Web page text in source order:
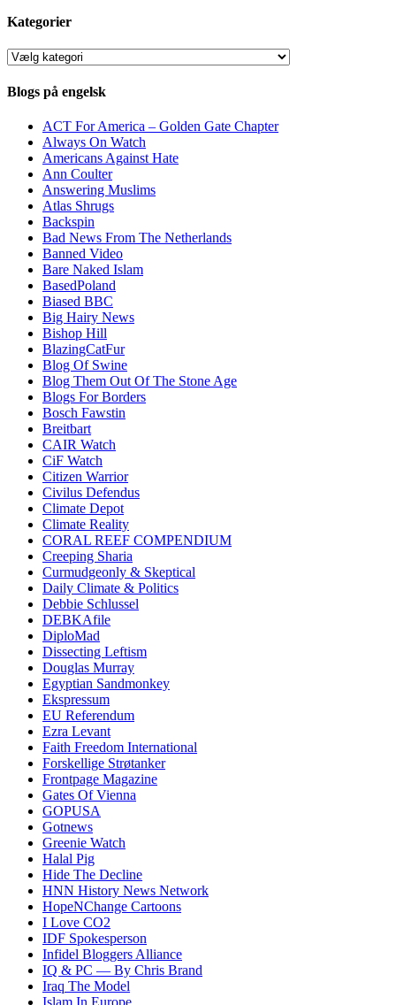
Kategorier
Kategorier
Blogs på engelsk
ACT For America – Golden Gate Chapter
Always On Watch
Americans Against Hate
Ann Coulter
Answering Muslims
Atlas Shrugs
Backspin
Bad News From The Netherlands
Banned Video
Bare Naked Islam
BasedPoland
Biased BBC
Big Hairy News
Bishop Hill
BlazingCatFur
Blog Of Swine
Blog Them Out Of The Stone Age
Blogs For Borders
Bosch Fawstin
Breitbart
CAIR Watch
CiF Watch
Citizen Warrior
Civilus Defendus
Climate Depot
Climate Reality
CORAL REEF COMPENDIUM
Creeping Sharia
Curmudgeonly & Skeptical
Daily Climate & Politics
Debbie Schlussel
DEBKAfile
DiploMad
Dissecting Leftism
Douglas Murray
Egyptian Sandmonkey
Ekspressum
EU Referendum
Ezra Levant
Faith Freedom International
Forskellige Strøtanker
Frontpage Magazine
Gates Of Vienna
GOPUSA
Gotnews
Greenie Watch
Halal Pig
Hide The Decline
HNN History News Network
HopeNChange Cartoons
I Love CO2
IDF Spokesperson
Infidel Bloggers Alliance
IQ & PC — By Chris Brand
Iraq The Model